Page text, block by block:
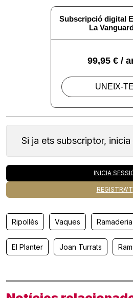
Si ja ets subscriptor,
INICIA
REGISTRA'T
Ripollès Vaques Ramaderia
El Planter Joan Turrats